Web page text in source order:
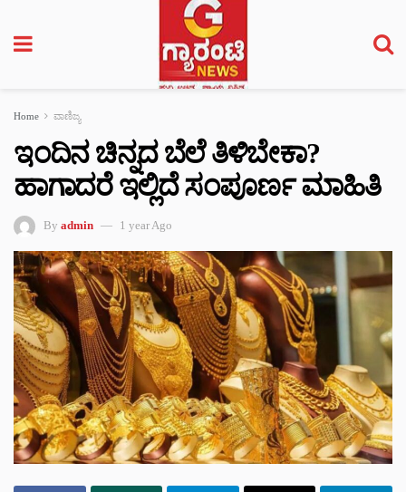
Home ವಾಣಿಜ್ಯ
ಇಂದಿನ ಚಿನ್ನದ ಬೆಲೆ ತಿಳಿಬೇಕಾ?
ಹಾಗಾದರೆ ಇಲ್ಲಿದೆ ಸಂಪೂರ್ಣ ಮಾಹಿತಿ
By admin 1 year Ago